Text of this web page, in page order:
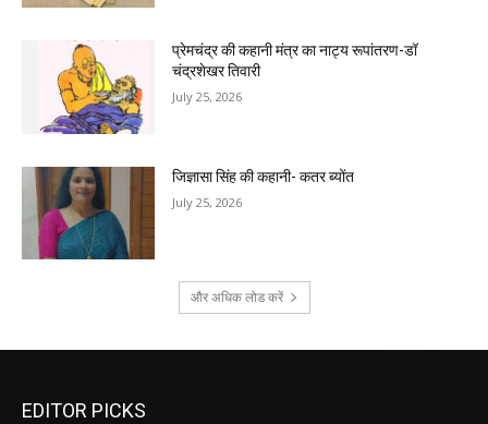
प्रेमचंद्र की कहानी मंत्र का नाट्य रूपांतरण-डॉ
चंद्रशेखर तिवारी
July 25, 2026
जिज्ञासा सिंह की कहानी- कतर ब्योंत
July 25, 2026
और अधिक लोड करें
EDITOR PICKS